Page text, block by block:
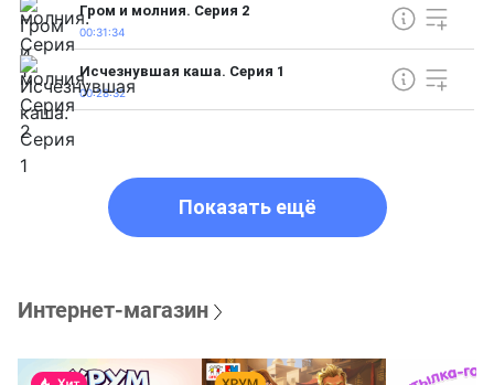
Гром и молния. Серия 2
00:31:34
Исчезнувшая каша. Серия 1
00:28:32
Показать ещё
Интернет-магазин